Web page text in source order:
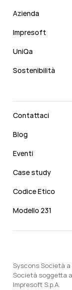
Azienda
Impresoft
UniQa
Sostenibilità
Contattaci
Blog
Eventi
Case study
Codice Etico
Modello 231
Syscons Società
Società soggetta
Impresoft S.p.A.